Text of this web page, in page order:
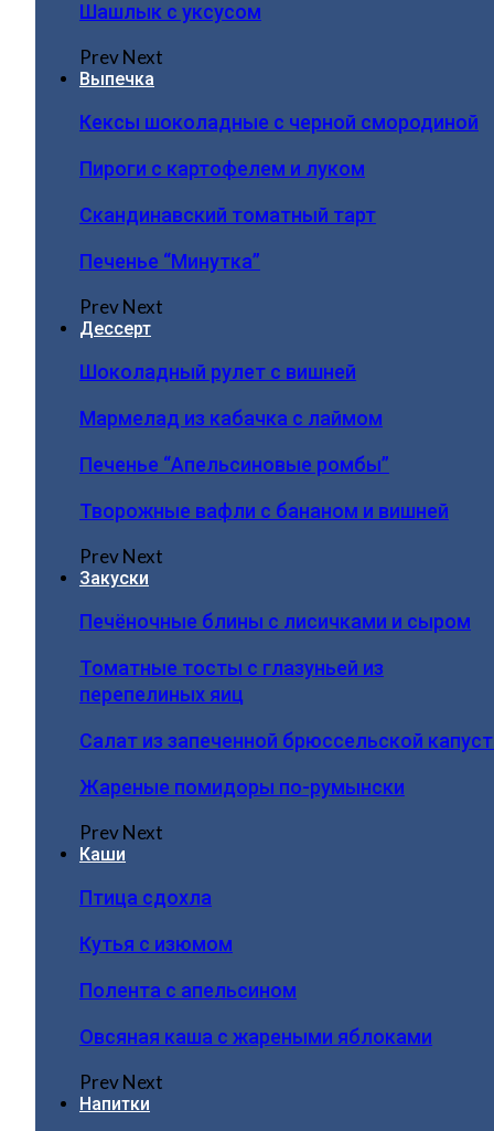
Шашлык с уксусом
PrevNext
Выпечка
Кексы шоколадные с черной смородиной
Пироги c картофелем и луком
Скандинавский томатный тарт
Печенье “Минутка”
PrevNext
Дессерт
Шоколадный рулет с вишней
Мармелад из кабачка с лаймом
Печенье “Апельсиновые ромбы”
Творожные вафли с бананом и вишней
PrevNext
Закуски
Печёночные блины с лисичками и сыром
Томатные тосты с глазуньей из
перепелиных яиц
Салат из запеченной брюссельской
Жареные помидоры по-румынски
PrevNext
Каши
Птица сдохла
Кутья с изюмом
Полента с апельсином
Овсяная каша с жареными яблоками
PrevNext
Напитки